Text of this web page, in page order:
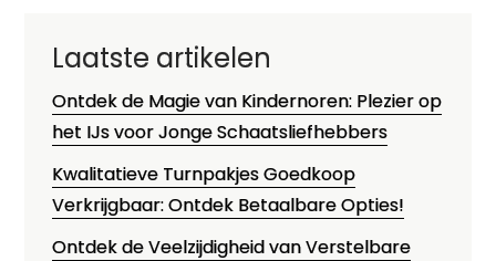
Laatste artikelen
Ontdek de Magie van Kindernoren: Plezier op
het IJs voor Jonge Schaatsliefhebbers
Kwalitatieve Turnpakjes Goedkoop
Verkrijgbaar: Ontdek Betaalbare Opties!
Ontdek de Veelzijdigheid van Verstelbare